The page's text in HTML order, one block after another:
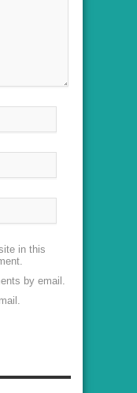
in this
by email.